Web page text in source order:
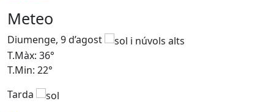
Meteo
Diumenge, 9 d’agost
T.Màx: 36°
T.Min: 22°
Tarda